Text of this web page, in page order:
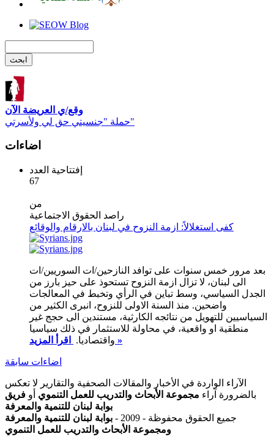
وقع/ي العريضة الآن
حملة "جنسيتي حق لي ولأسرتي"
اضاءات
إفتتاحية العدد
67
من
راصد الحقوق الاجتماعية
كفى استغلالاً: ازمة النزوح في لبنان بالارقام والوقائع
بعد مرور خمس سنوات على توافد النازحين/ات السوريين/ات
الى لبنان، لا تزال ازمة النزوح تستحوذ على حيز بارز من
الجدل السياسي، وسط تباين في الرأي وتخبط في المعالجات
واضحين. منذ السنة الاولى للنزوح، انبرى الكثير من
السياسيين للتهويل من نتائجه الكارثية، مستندين الى حجج غير
منطقية او واقعية، في محاولة للاستثمار في ذلك سياسيا
واقتصاديا. اقرأ المزيد »
اضاءات سابقة
الآراء الواردة في الأخبار والمقالات الصحفية والتقارير لا تعكس
بالضرورة آراء مجموعة الأبحاث والتدريب للعمل التنموي أو فريق
بوابة لبنان للتنمية والمعرفة
جميع الحقوق محفوظة - 2009 -
بوابة لبنان للتنمية والمعرفة
ومجموعة الأبحاث والتدريب للعمل التنموي